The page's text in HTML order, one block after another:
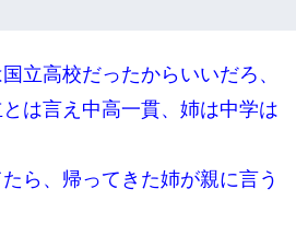
つけようと看護師になった。だけど
にひかれて看護師になれなくなった。
（27）に胸を揉ませた結果・・・
一方的に「もう冷めた」と離婚切り出
立高校だったからいいだろ、
は言え中高一貫、姉は中学は
ら、帰ってきた姉が親に言う